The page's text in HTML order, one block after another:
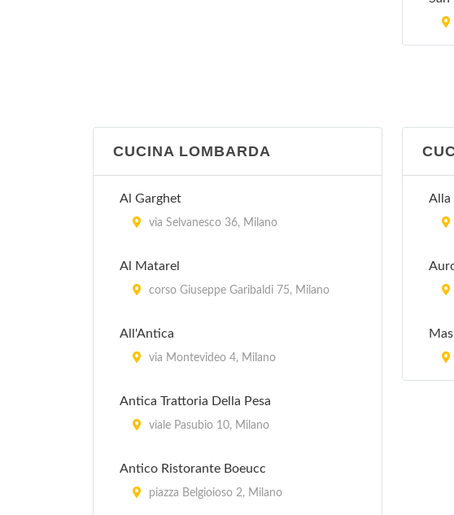
CUCINA LOMBARDA
Al Garghet
via Selvanesco 36, Milano
Al Matarel
corso Giuseppe Garibaldi 75, Milano
All'Antica
via Montevideo 4, Milano
Antica Trattoria Della Pesa
viale Pasubio 10, Milano
Antico Ristorante Boeucc
piazza Belgioioso 2, Milano
Alla